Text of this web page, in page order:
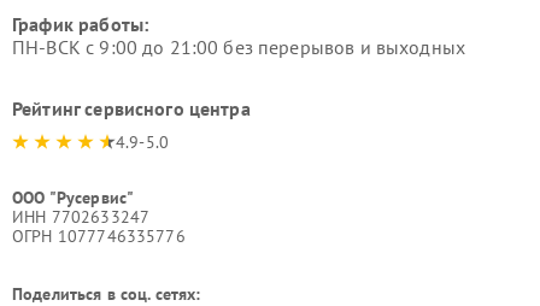
График работы:
ПН-ВСК с 9:00 до 21:00 без перерывов и выходных
Рейтинг сервисного центра
4.9-5.0
ООО "Русервис"
ИНН 7702633247
ОГРН 1077746335776
Поделиться в соц. сетях: